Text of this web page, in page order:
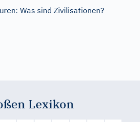
Was sind Zivilisationen?
Lexikon